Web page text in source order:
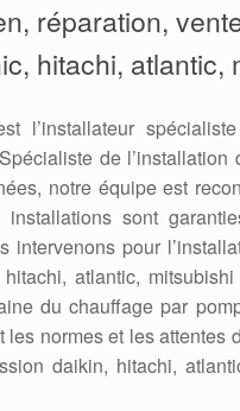
réparation,
hitachi,
l’installateur
de
notre équipe est
installations sont
intervenons pour
atlantic,
du chauffage par
normes et les
daikin, hitachi,